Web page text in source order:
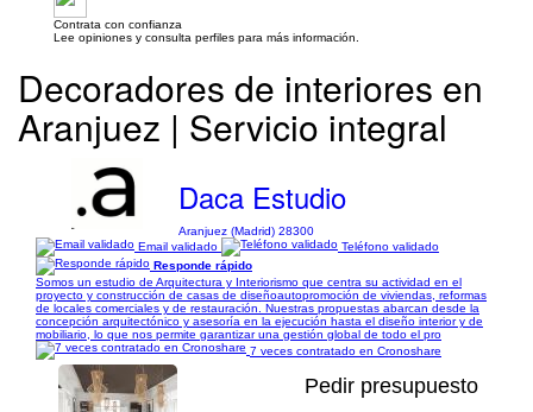
Contrata con confianza
Lee opiniones y consulta perfiles para más información.
Decoradores de interiores en
Aranjuez | Servicio integral
Daca Estudio
Aranjuez (Madrid) 28300
Email validado
Teléfono validado
Responde rápido
Somos un estudio de Arquitectura y Interiorismo que centra su actividad en el
proyecto y construcción de casas de diseñoautopromoción de viviendas, reformas
de locales comerciales y de restauración. Nuestras propuestas abarcan desde la
concepción arquitectónico y asesoría en la ejecución hasta el diseño interior y de
mobiliario, lo que nos permite garantizar una gestión global de todo el pro
7 veces contratado en Cronoshare
Pedir presupuesto